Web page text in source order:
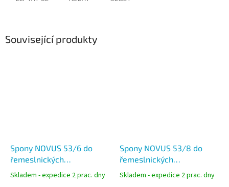
Související produkty
Spony NOVUS 53/6 do
řemeslnických
sponkovačů 2000 ks,
drátky A typ 53
Skladem - expedice 2 prac. dny
Spony NOVUS 53/8 do
řemeslnických
sponkovačů 1800 ks,
drátky A typ 53
Skladem - expedice 2 prac. dny